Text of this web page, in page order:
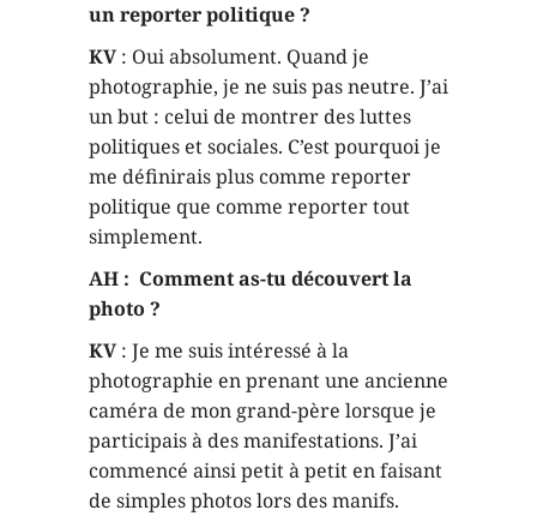
un reporter politique ?
KV : Oui absolument. Quand je
photographie, je ne suis pas neutre. J’ai
un but : celui de montrer des luttes
politiques et sociales. C’est pourquoi je
me définirais plus comme reporter
politique que comme reporter tout
simplement.
AH : Comment as-tu découvert la
photo ?
KV : Je me suis intéressé à la
photographie en prenant une ancienne
caméra de mon grand-père lorsque je
participais à des manifestations. J’ai
commencé ainsi petit à petit en faisant
de simples photos lors des manifs.